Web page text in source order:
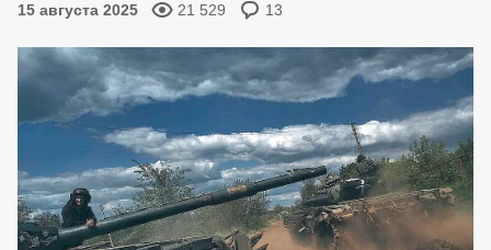
15 августа 2025 21 529 13